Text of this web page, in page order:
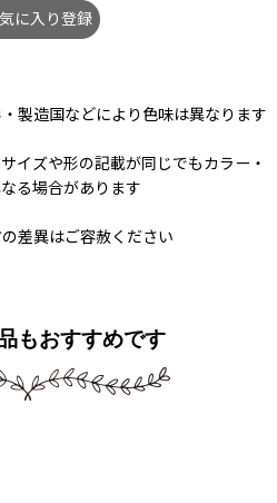
に入り登録
製造国などにより色味は異なります
イズや形の記載が同じでもカラー・
る場合があります
差異はご容赦ください
もおすすめです